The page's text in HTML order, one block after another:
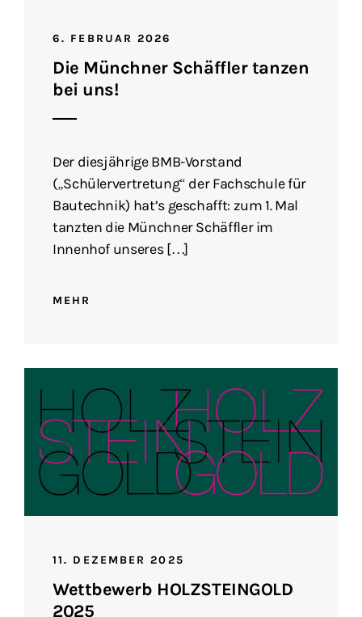
6. FEBRUAR 2026
Die Münchner Schäffler tanzen
bei uns!
Der diesjährige BMB-Vorstand
(„Schülervertretung“ der Fachschule für
Bautechnik) hat’s geschafft: zum 1. Mal
tanzten die Münchner Schäffler im
Innenhof unseres […]
MEHR
11. DEZEMBER 2025
Wettbewerb HOLZSTEINGOLD
2025